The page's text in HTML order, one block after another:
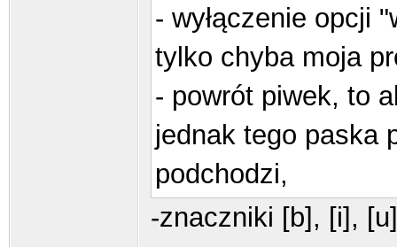
- wyłączenie opcji
tylko chyba moja
- powrót piwek, to
jednak tego paska
podchodzi,
-znaczniki [b], [i],